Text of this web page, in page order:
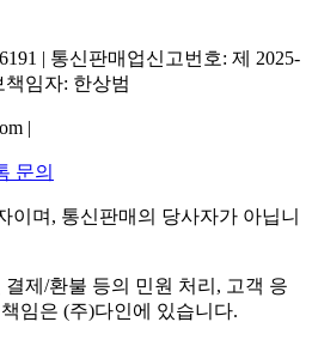
| 통신판매업신고번호: 제 2025-
책임자: 한상범
|
문의
이며, 통신판매의 당사자가 아닙니
제/환불 등의 민원 처리, 고객 응
임은 (주)다인에 있습니다.